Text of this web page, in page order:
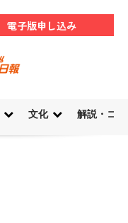
電子版申し込み
文化 解説・コ